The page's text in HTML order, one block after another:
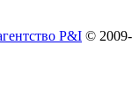
P&I ©